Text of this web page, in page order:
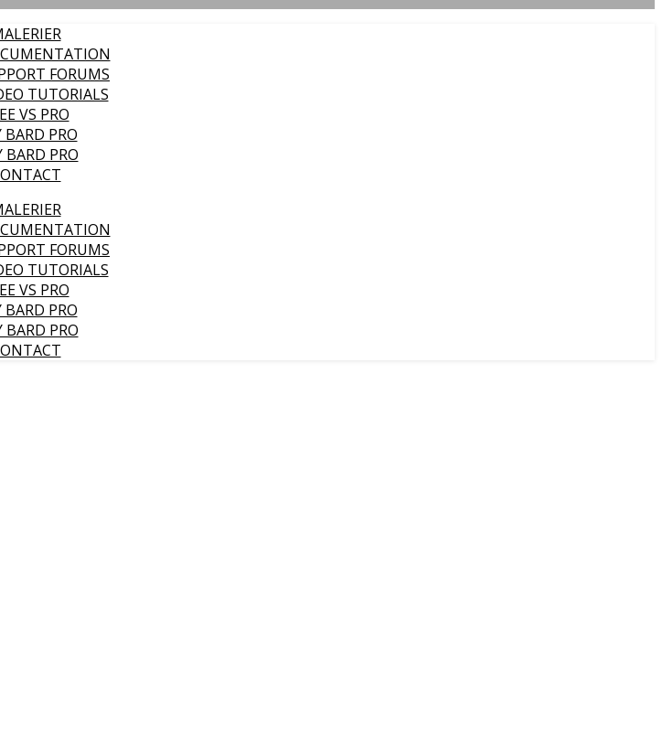
FORUMS
TUTORIALS
VS PRO
BARD PRO
BARD PRO
FORUMS
TUTORIALS
VS PRO
BARD PRO
BARD PRO